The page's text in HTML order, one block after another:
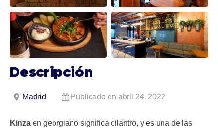
Descripción
Madrid Publicado en abril 24, 2022
Kinza en georgiano significa cilantro, y es una de las